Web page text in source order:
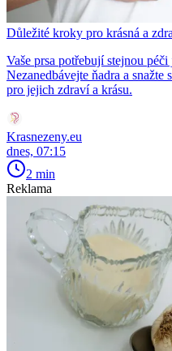
Důležité kroky pro krásná a
Vaše prsa potřebují stejnou
Nezanedbávejte ňadra a
pro jejich zdraví a krásu.
Krasnezeny.eu
dnes, 07:15
2 min
Reklama